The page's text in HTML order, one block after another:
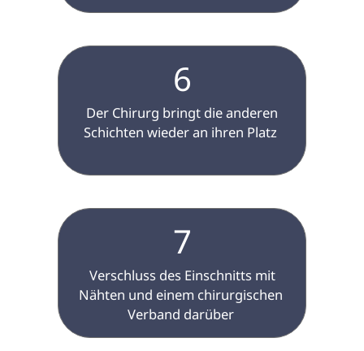
6
Schichten wieder an ihren Platz
7
Nähten und einem chirurgischen
Verband darüber